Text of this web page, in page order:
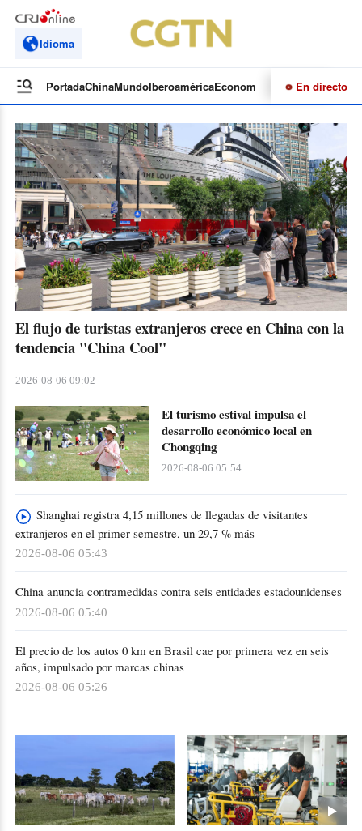
Idioma
PortadaChinaMundoIberoaméricaEconomía CulturaDeportes
En directo
El flujo de turistas extranjeros crece en China con la
tendencia "China Cool"
2026-08-06 09:02
El turismo estival impulsa el
desarrollo económico local en
Chongqing
2026-08-06 05:54
Shanghai registra 4,15 millones de llegadas de visitantes
extranjeros en el primer semestre, un 29,7 % más
2026-08-06 05:43
China anuncia contramedidas contra seis entidades estadounidenses
2026-08-06 05:40
El precio de los autos 0 km en Brasil cae por primera vez en seis
años, impulsado por marcas chinas
2026-08-06 05:26